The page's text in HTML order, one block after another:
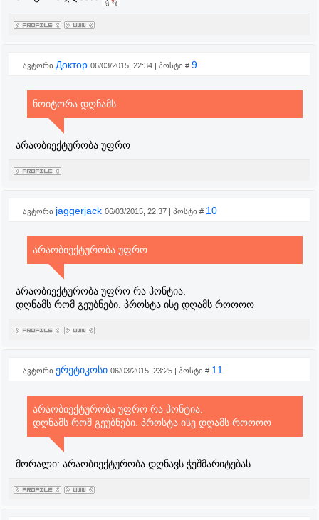
ავტორი Доктор 06/03/2015, 22:34 | პოსტი # 9
ნოიტორა დღნამს
არაობიექტურობა უფრო
ავტორი jaggerjack 06/03/2015, 22:37 | პოსტი # 10
არაობიექტურობა უფრო
არაობიექტურობა უფრო რა პონტია.
დღნამს რომ გეუბნები. პროსტა ისე დღამს როოოო
ავტორი ერეტიკოსი 06/03/2015, 23:25 | პოსტი # 11
არაობიექტურობა უფრო რა პონტია.
დღნამს რომ გეუბნები. პროსტა ისე დღამს როოოო
მორალი: არაობიექტურობა დღნავს ჭეშმარიტებას